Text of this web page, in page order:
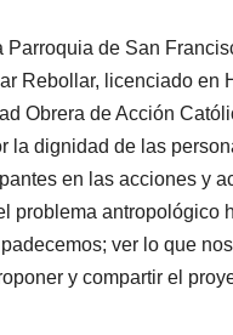
de San
Rebollar, licenciado en
Obrera de Acción
la dignidad de las
en las acciones y
problema antropológico
ver lo que
y compartir el